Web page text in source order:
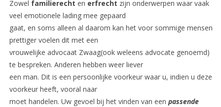
Zowel familierecht en erfrecht zijn onderwerpen waar vaak
veel emotionele lading mee gepaard
gaat, en soms alleen al daarom kan het voor sommige mensen
prettiger voelen dit met een
vrouwelijke advocaat Zwaag(ook weleens advocate genoemd)
te bespreken. Anderen hebben weer liever
een man. Dit is een persoonlijke voorkeur waar u, indien u deze
voorkeur heeft, vooral naar
moet handelen. Uw gevoel bij het vinden van een passende